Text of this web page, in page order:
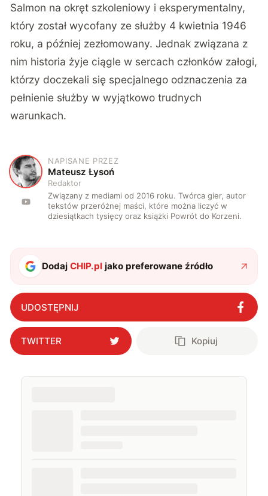
Salmon na okręt szkoleniowy i eksperymentalny,
który został wycofany ze służby 4 kwietnia 1946
roku, a później zezłomowany. Jednak związana z
nim historia żyje ciągle w sercach członków załogi,
którzy doczekali się specjalnego odznaczenia za
pełnienie służby w wyjątkowo trudnych
warunkach.
M
NAPISANE PRZEZ
Mateusz Łysoń
Redaktor
Związany z mediami od 2016 roku. Twórca gier, autor
tekstów przeróżnej maści, które można liczyć w
dziesiątkach tysięcy oraz książki Powrót do Korzeni.
DodajCHIP.pl jako preferowane źródło
UDOSTĘPNIJ
TWITTER Kopiuj